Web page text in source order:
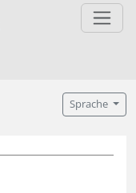
Sprache